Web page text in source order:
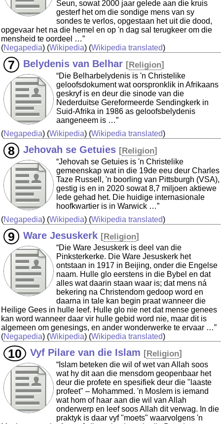
Seun, sowat 2000 jaar gelede aan die kruis
gesterf het om die sondige mens van sy
sondes te verlos, opgestaan het uit die dood,
opgevaar het na die hemel en op 'n dag sal terugkeer om die
mensheid te oordeel …”
(Negapedia) (Wikipedia) (Wikipedia translated)
Belydenis van Belhar [Religion]
“Die Belharbelydenis is 'n Christelike
geloofsdokument wat oorspronklik in Afrikaans
geskryf is en deur die sinode van die
Nederduitse Gereformeerde Sendingkerk in
Suid-Afrika in 1986 as geloofsbelydenis
aangeneem is …”
(Negapedia) (Wikipedia) (Wikipedia translated)
Jehovah se Getuies [Religion]
“Jehovah se Getuies is 'n Christelike
gemeenskap wat in die 19de eeu deur Charles
Taze Russell, 'n boorling van Pittsburgh (VSA),
gestig is en in 2020 sowat 8,7 miljoen aktiewe
lede gehad het. Die huidige internasionale
hoofkwartier is in Warwick …”
(Negapedia) (Wikipedia) (Wikipedia translated)
Ware Jesuskerk [Religion]
“Die Ware Jesuskerk is deel van die
Pinksterkerke. Die Ware Jesuskerk het
ontstaan in 1917 in Beijing, onder die Engelse
naam. Hulle glo eerstens in die Bybel en dat
alles wat daarin staan waar is; dat mens ná
bekering na Christendom gedoop word en
daarna in tale kan begin praat wanneer die
Heilige Gees in hulle leef. Hulle glo nie net dat mense genees
kan word wanneer daar vir hulle gebid word nie, maar dit is
algemeen om genesings, en ander wonderwerke te ervaar …”
(Negapedia) (Wikipedia) (Wikipedia translated)
Vyf Pilare van die Islam [Religion]
“Islam beteken die wil of wet van Allah soos
wat hy dit aan die mensdom geopenbaar het
deur die profete en spesifiek deur die "laaste
profeet" – Mohammed. 'n Moslem is iemand
wat hom of haar aan die wil van Allah
onderwerp en leef soos Allah dit verwag. In die
praktyk is daar vyf "moets" waarvolgens 'n